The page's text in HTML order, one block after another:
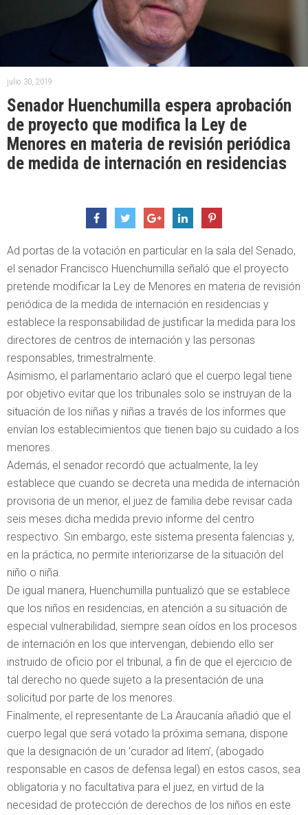
julio 30, 2019
Senador Huenchumilla espera aprobación
de proyecto que modifica la Ley de
Menores en materia de revisión periódica
de medida de internación en residencias
Ad portas de la votación en particular en la sala del Senado,
el senador Francisco Huenchumilla señaló que el proyecto
pretende modificar la Ley de Menores en materia de revisión
periódica de la medida de internación en residencias y
establece la responsabilidad de justificar la medida para los
directores de centros de internación y las personas
responsables, trimestralmente.
Asimismo, el parlamentario aclaró que el cuerpo legal tiene
por objetivo evitar que los tribunales solo se instruyan de la
situación de los niñas y niñas a través de los informes que
envían los establecimientos que tienen bajo su cuidado a los
menores.
Además, el senador recordó que actualmente, la ley
establece que cuando se decreta una medida de internación
provisoria de un menor, el juez de familia debe revisar cada
seis meses dicha medida previo informe del centro
respectivo. Sin embargo, este sistema presenta falencias y,
en la práctica, no permite interiorizarse de la situación del
niño o niña.
De igual manera, Huenchumilla puntualizó que se establece
que los niños en residencias, en atención a su situación de
especial vulnerabilidad, siempre sean oídos en los procesos
de internación en los que intervengan, debiendo ello ser
instruido de oficio por el tribunal, a fin de que el ejercicio de
tal derecho no quede sujeto a la presentación de una
solicitud por parte de los menores.
Finalmente, el representante de La Araucanía añadió que el
cuerpo legal que será votado la próxima semana, dispone
que la designación de un ‘curador ad litem’, (abogado
responsable en casos de defensa legal) en estos casos, sea
obligatoria y no facultativa para el juez, en virtud de la
necesidad de protección de derechos de los niños en este